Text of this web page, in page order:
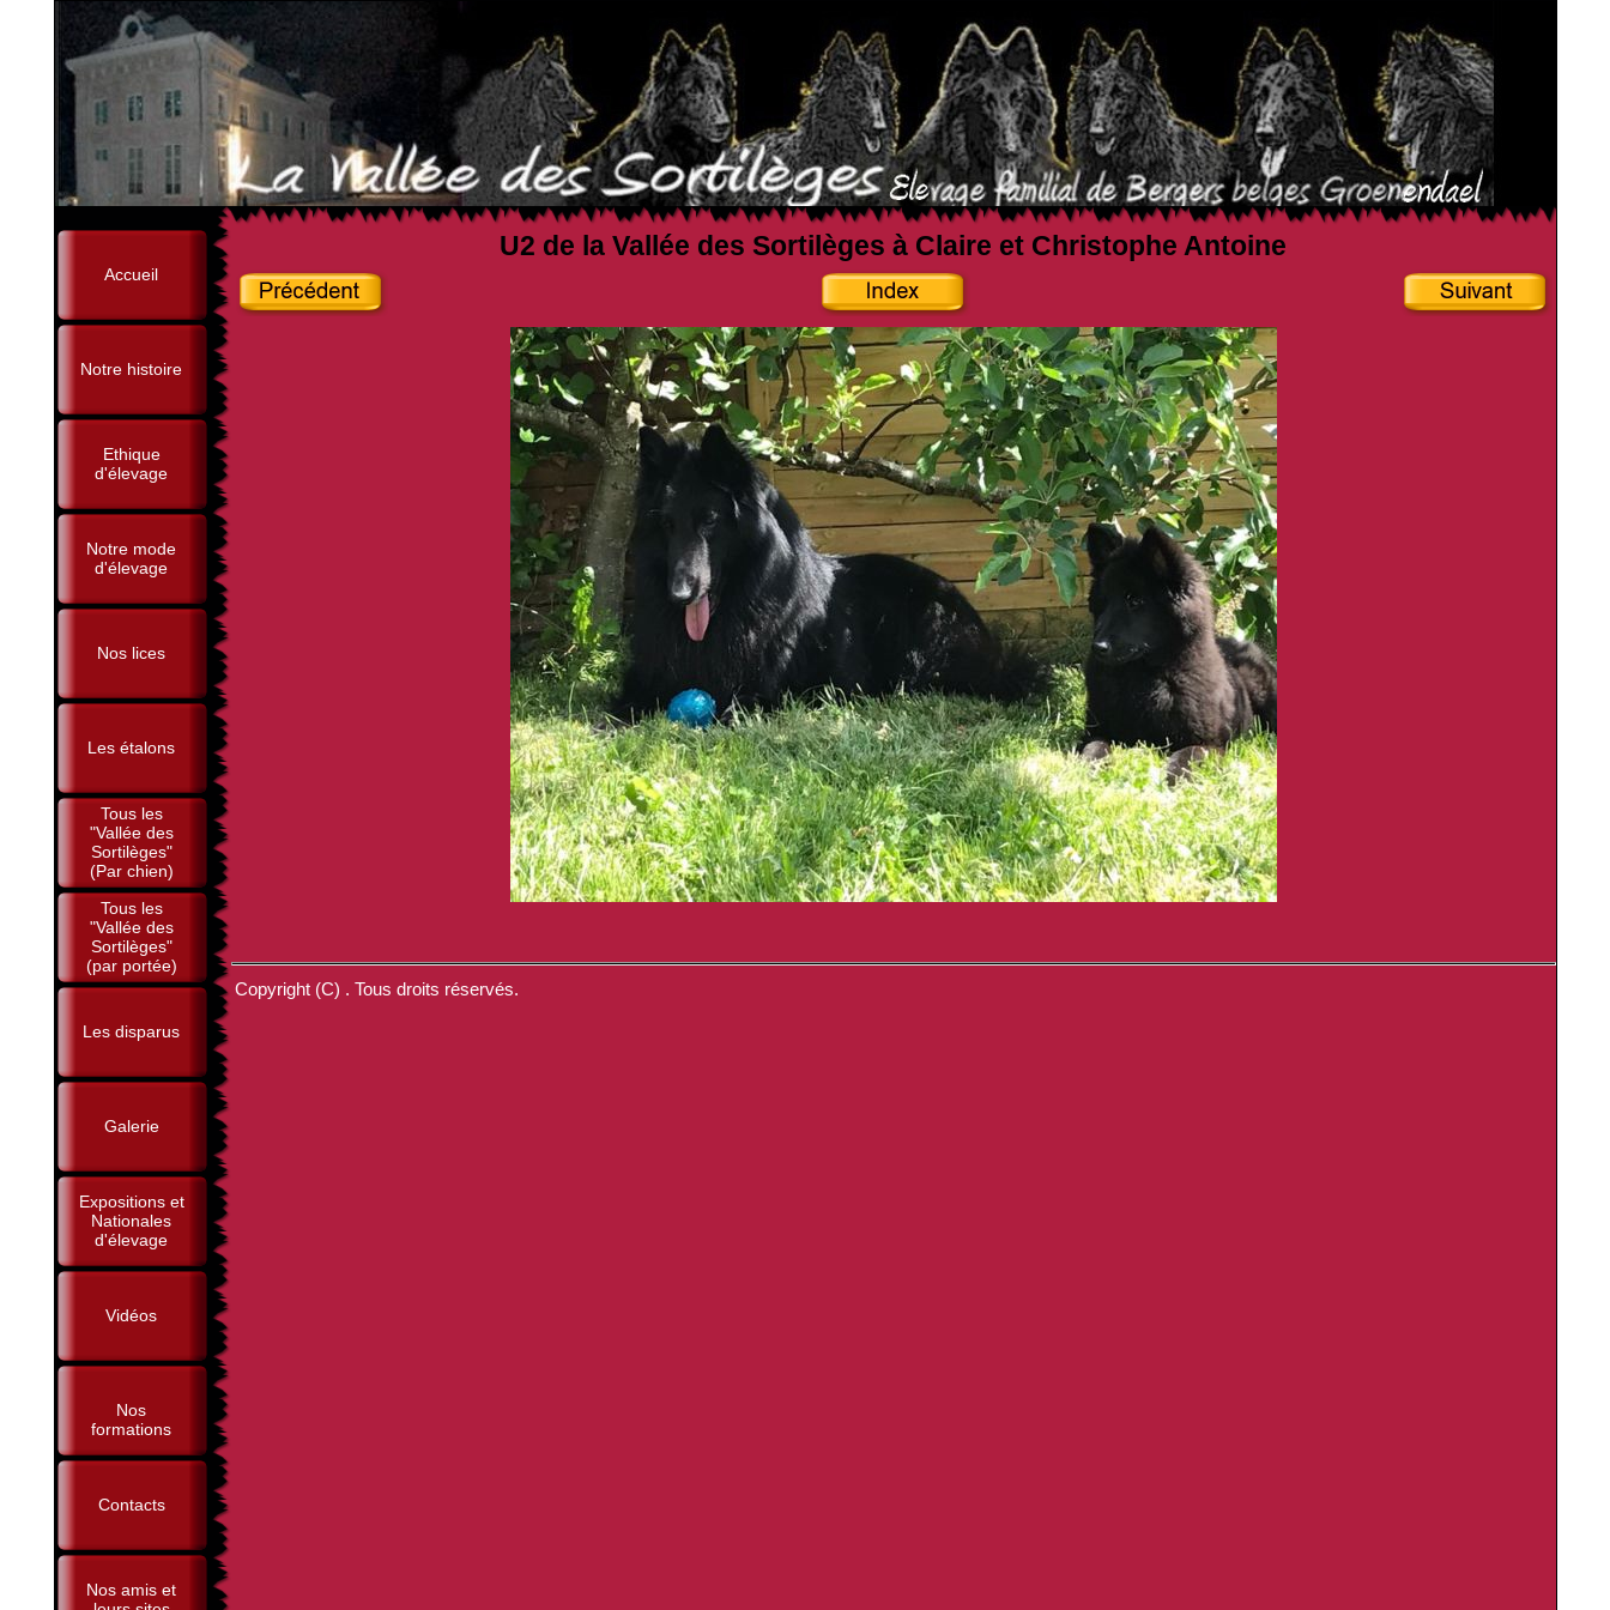
Accueil
Notre histoire
Ethique
d'élevage
Notre mode
d'élevage
Nos lices
Les étalons
Tous les
"Vallée des
Sortilèges"
(Par chien)
Tous les
"Vallée des
Sortilèges"
(par portée)
Les disparus
Galerie
Expositions et
Nationales
d'élevage
Vidéos
Nos
formations
Contacts
Nos amis et
U2 de la Vallée des Sortilèges à Claire et Christophe Antoine
Copyright (C) . Tous droits réservés.